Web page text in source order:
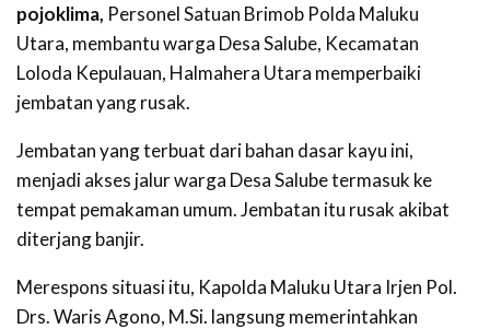
pojoklima, Personel Satuan Brimob Polda Maluku
Utara, membantu warga Desa Salube, Kecamatan
Loloda Kepulauan, Halmahera Utara memperbaiki
jembatan yang rusak.
Jembatan yang terbuat dari bahan dasar kayu ini,
menjadi akses jalur warga Desa Salube termasuk ke
tempat pemakaman umum. Jembatan itu rusak akibat
diterjang banjir.
Merespons situasi itu, Kapolda Maluku Utara Irjen Pol.
Drs. Waris Agono, M.Si. langsung memerintahkan